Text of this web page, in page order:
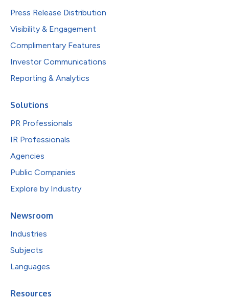
Press Release Distribution
Visibility & Engagement
Complimentary Features
Investor Communications
Reporting & Analytics
Solutions
PR Professionals
IR Professionals
Agencies
Public Companies
Explore by Industry
Newsroom
Industries
Subjects
Languages
Resources